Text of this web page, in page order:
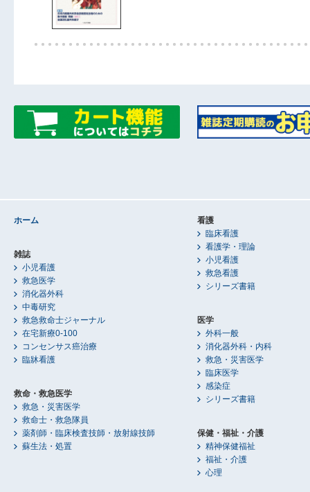
ホーム
雑誌
小児看護
救急医学
消化器外科
中毒研究
救急救命士ジャーナル
在宅新療0-100
コンセンサス癌治療
臨牀看護
救命・救急医学
救急・災害医学
救命士・救急隊員
薬剤師・臨床検査技師・放射線技師
蘇生法・処置
看護
臨床看護
看護学・理論
小児看護
救急看護
シリーズ書籍
医学
外科一般
消化器外科・内科
救急・災害医学
臨床医学
感染症
シリーズ書籍
保健・福祉・介護
精神保健福祉
福祉・介護
心理